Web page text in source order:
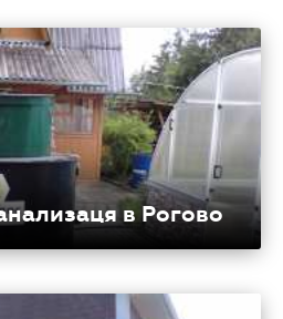
в Рогово